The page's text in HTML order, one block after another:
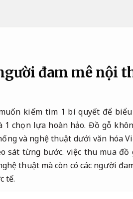
đam mê nội
kiếm tìm 1 bí quyết để
chọn lựa hoàn hảo. Đồ gỗ
và nghệ thuật dưới văn hóa
sát từng bước. việc thu mua
thuật mà còn có các người
tế.